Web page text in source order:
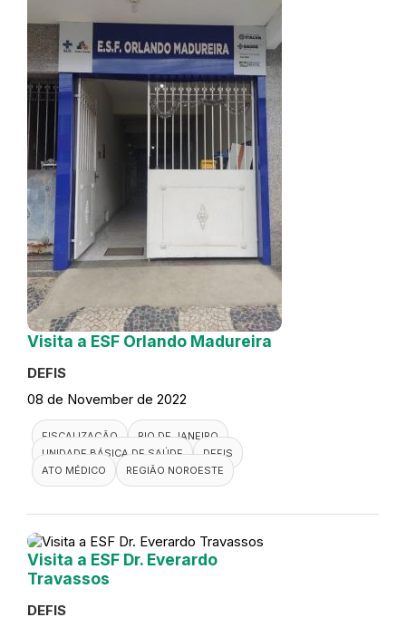
Visita a ESF Orlando Madureira
DEFIS
08 de November de 2022
FISCALIZAÇÃO
RIO DE JANEIRO
UNIDADE BÁSICA DE SAÚDE
DEFIS
ATO MÉDICO
REGIÃO NOROESTE
Visita a ESF Dr. Everardo
Travassos
DEFIS